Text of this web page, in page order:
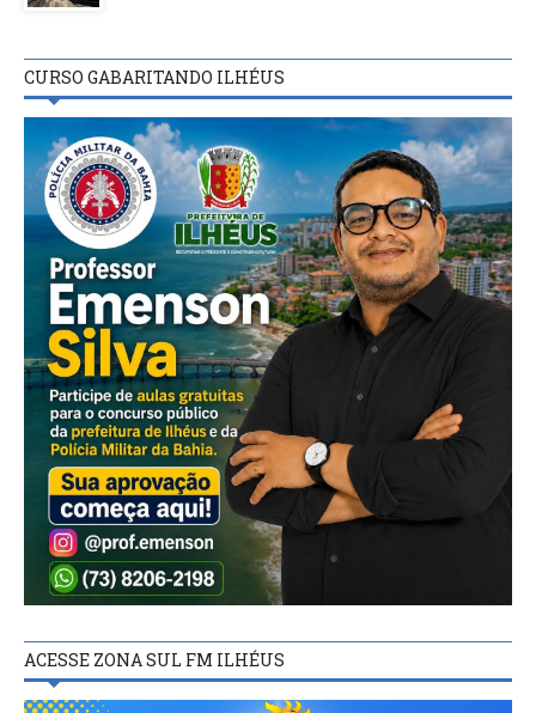
CURSO GABARITANDO ILHÉUS
ACESSE ZONA SUL FM ILHÉUS